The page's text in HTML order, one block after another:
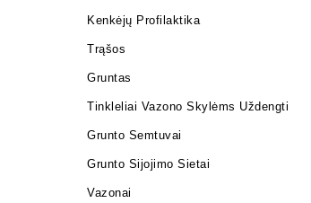
Kenkėjų Profilaktika
Trąšos
Gruntas
Tinkleliai Vazono Skylėms Uždengti
Grunto Semtuvai
Grunto Sijojimo Sietai
Vazonai